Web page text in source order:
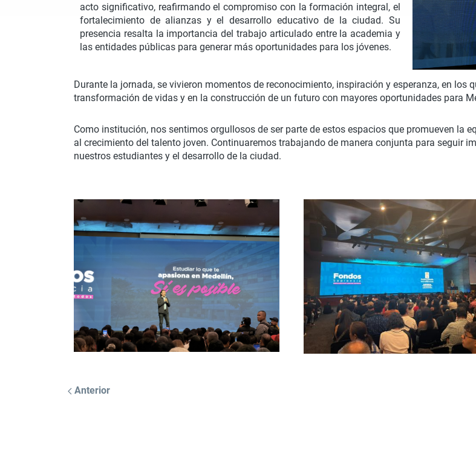
acto significativo, reafirmando el compromiso con la formación integral, el
fortalecimiento de alianzas y el desarrollo educativo de la ciudad. Su
presencia resalta la importancia del trabajo articulado entre la academia y
las entidades públicas para generar más oportunidades para los jóvenes.
Durante la jornada, se vivieron momentos de reconocimiento, inspiración y esperanza, en los
transformación de vidas y en la construcción de un futuro con mayores oportunidades para
Como institución, nos sentimos orgullosos de ser parte de estos espacios que promueven la
al crecimiento del talento joven. Continuaremos trabajando de manera conjunta para seguir
nuestros estudiantes y el desarrollo de la ciudad.
Anterior